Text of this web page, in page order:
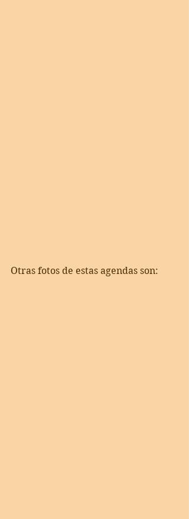
Otras fotos de estas agendas son: